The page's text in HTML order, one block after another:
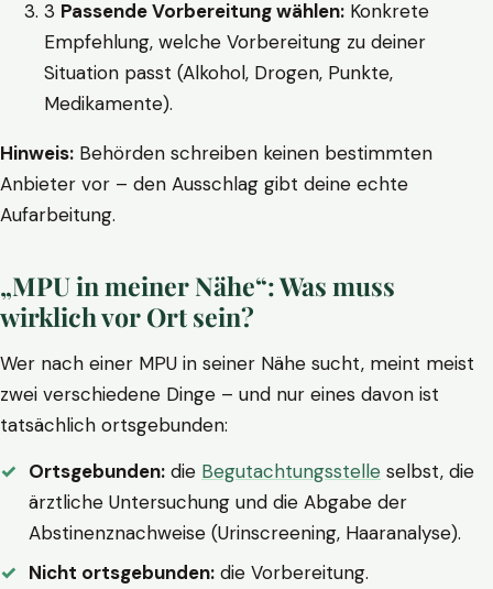
3 Passende Vorbereitung wählen: Konkrete
Empfehlung, welche Vorbereitung zu deiner
Situation passt (Alkohol, Drogen, Punkte,
Medikamente).
Hinweis: Behörden schreiben keinen bestimmten
Anbieter vor – den Ausschlag gibt deine echte
Aufarbeitung.
„MPU in meiner Nähe“: Was muss
wirklich vor Ort sein?
Wer nach einer MPU in seiner Nähe sucht, meint meist
zwei verschiedene Dinge – und nur eines davon ist
tatsächlich ortsgebunden:
Ortsgebunden: die Begutachtungsstelle selbst, die
ärztliche Untersuchung und die Abgabe der
Abstinenznachweise (Urinscreening, Haaranalyse).
Nicht ortsgebunden: die Vorbereitung.